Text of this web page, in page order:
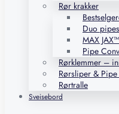
Rør krakker
Duo
MAX
Pipe
Rørklemmer –
Rørsliper &
Rørtralle
Sveisebord